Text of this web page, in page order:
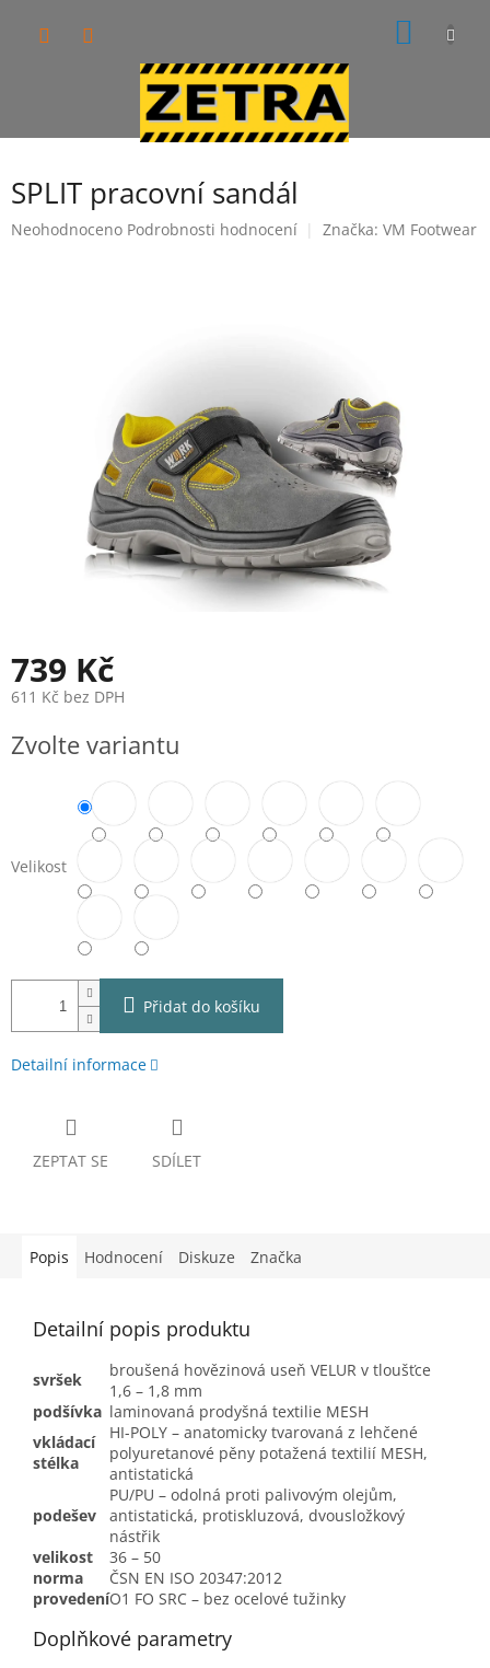
SPLIT pracovní sandál
Průměrné
Neohodnoceno Podrobnosti hodnocení Značka: VM Footwear
739 Kč
611 Kč bez DPH
cena:
Zvolte variantu
Velikost
Přidat do košíku
Detailní informace
ZEPTAT SE SDÍLET
Popis Hodnocení Diskuze Značka
Detailní popis produktu
svršek
broušená hovězinová useň VELUR v tloušťce
1,6 – 1,8 mm
podšívka laminovaná prodyšná textilie MESH
vkládací
stélka
HI-POLY – anatomicky tvarovaná z lehčené
polyuretanové pěny potažená textilií MESH,
antistatická
podešev
PU/PU – odolná proti palivovým olejům,
antistatická, protiskluzová, dvousložkový
nástřik
velikost
36 – 50
norma
ČSN EN ISO 20347:2012
provedeníO1 FO SRC – bez ocelové tužinky
Doplňkové parametry